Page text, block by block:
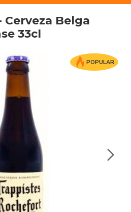
Cerveza Belga
33cl
POPULAR